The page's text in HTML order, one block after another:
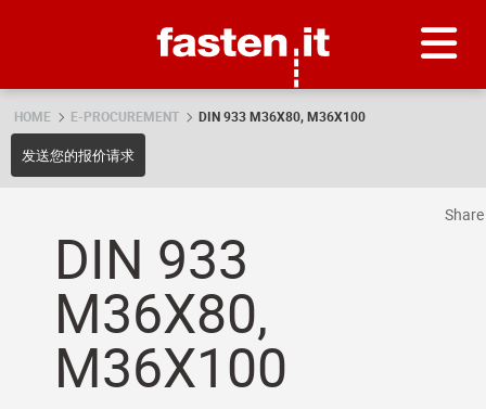
HOME E-PROCUREMENT DIN 933 M36X80, M36X100
发送您的报价请求
DIN 933
M36X80,
M36X100
Share